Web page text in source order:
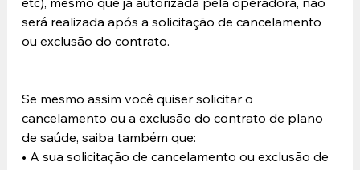
será realizada após a solicitação de cancelamento
ou exclusão do contrato.
Se mesmo assim você quiser solicitar o
cancelamento ou a exclusão do contrato de plano
de saúde, saiba também que:
• A sua solicitação de cancelamento ou exclusão de